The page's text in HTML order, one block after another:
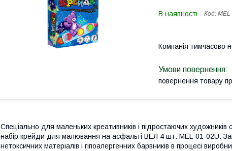
В наявності Код:
Компанія тимчасово
повернення товару
Спеціально для маленьких креативників і підростаючих
набір крейди для малювання на асфальті ВЕЛ 4 шт. MEL-01-02U.
нетоксичних матеріалів і гіпоалергенних барвників в процесі